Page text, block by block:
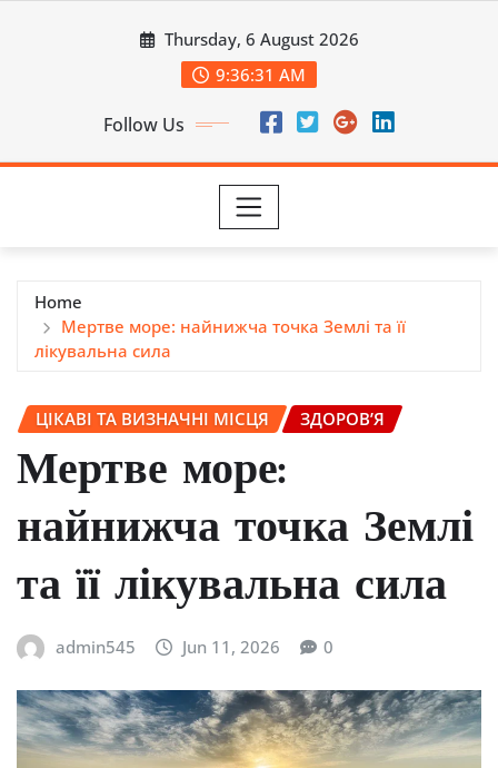
Thursday, 6 August 2026
9:36:33 AM
Follow Us
Home
Мертве море: найнижча точка Землі та її
лікувальна сила
ЦІКАВІ ТА ВИЗНАЧНІ МІСЦЯ ЗДОРОВ’Я
Мертве море:
найнижча точка Землі
та її лікувальна сила
admin545 Jun 11, 2026 0